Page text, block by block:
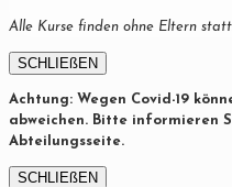
Alle Kurse finden ohne Eltern statt.
SCHLIEßEN
Achtung: Wegen Covid-19
abweichen. Bitte informieren
Abteilungsseite.
SCHLIEßEN